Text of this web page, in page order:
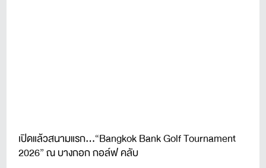
เปิดแล้วสนามแรก...“Bangkok Bank Golf Tournament
2026” ณ บางกอก กอล์ฟ คลับ